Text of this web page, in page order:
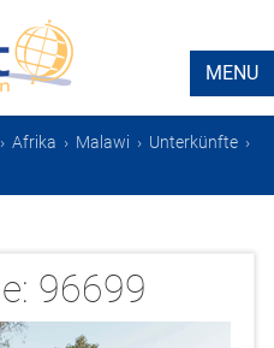
MENU
› Afrika › Malawi › Unterkünfte ›
96699